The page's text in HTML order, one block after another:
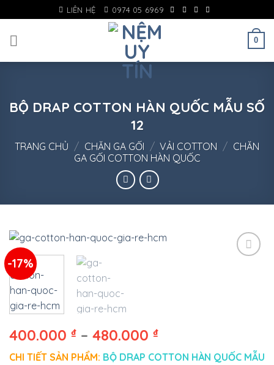
to
content
LIÊN HỆ 0974 05 6969
0
BỘ DRAP COTTON HÀN QUỐC MẪU SỐ
12
TRANG CHỦ / CHĂN GA GỐI / VẢI COTTON / CHĂN
GA GỐI COTTON HÀN QUỐC
-17%
400.000 ₫ – 480.000 ₫
CHI TIẾT SẢN PHẨM: BỘ DRAP COTTON HÀN QUỐC MẪU